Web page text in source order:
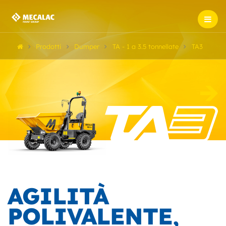
Prodotti Dumper TA - 1 a 3.5 tonnellate TA3
AGILITÀ
POLIVALENTE,